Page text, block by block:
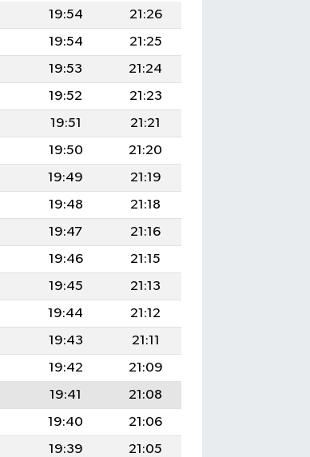
19:54
21:26
19:54
21:25
19:53
21:24
19:52
21:23
19:51
21:21
19:50
21:20
19:49
21:19
19:48
21:18
19:47
21:16
19:46
21:15
19:45
21:13
19:44
21:12
19:43
21:11
19:42
21:09
19:41
21:08
19:40
21:06
19:39
21:05